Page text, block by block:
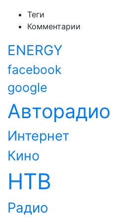
Теги
Комментарии
ENERGY
facebook
google
Авторадио
Интернет
Кино
НТВ
Радио